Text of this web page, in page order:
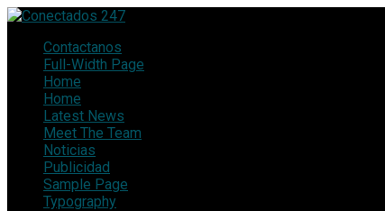
Contactanos
Full-Width Page
Home
Home
Latest News
Meet The Team
Noticias
Publicidad
Sample Page
Typography